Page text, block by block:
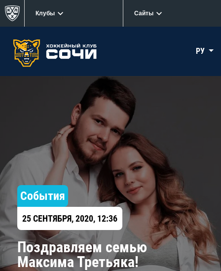
Клубы Сайты
РУ
События
25 СЕНТЯБРЯ, 2020, 12:36
Поздравляем семью
Максима Третьяка!